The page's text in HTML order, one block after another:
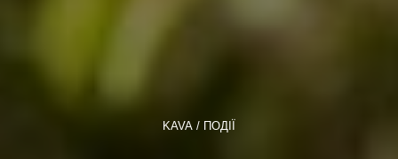
KAVA ПОДІЇ